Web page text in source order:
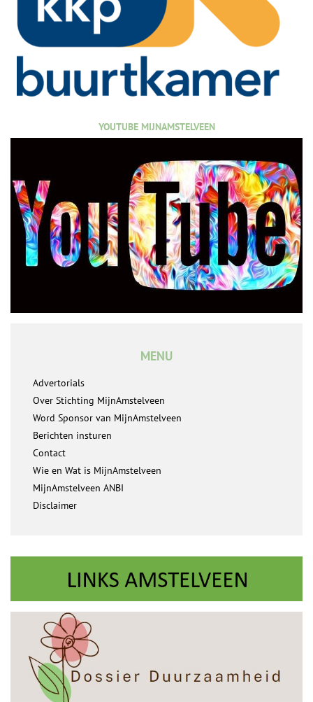
YOUTUBE MIJNAMSTELVEEN
MENU
Advertorials
Over Stichting MijnAmstelveen
Word Sponsor van MijnAmstelveen
Berichten insturen
Contact
Wie en Wat is MijnAmstelveen
MijnAmstelveen ANBI
Disclaimer